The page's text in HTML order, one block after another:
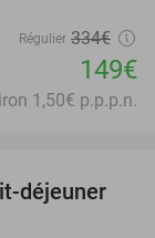
Régulier 334€
149€
1,50€ p.p.p.n.
55%
déjeuner